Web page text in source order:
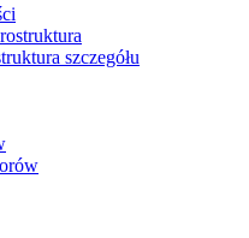
szczegółu